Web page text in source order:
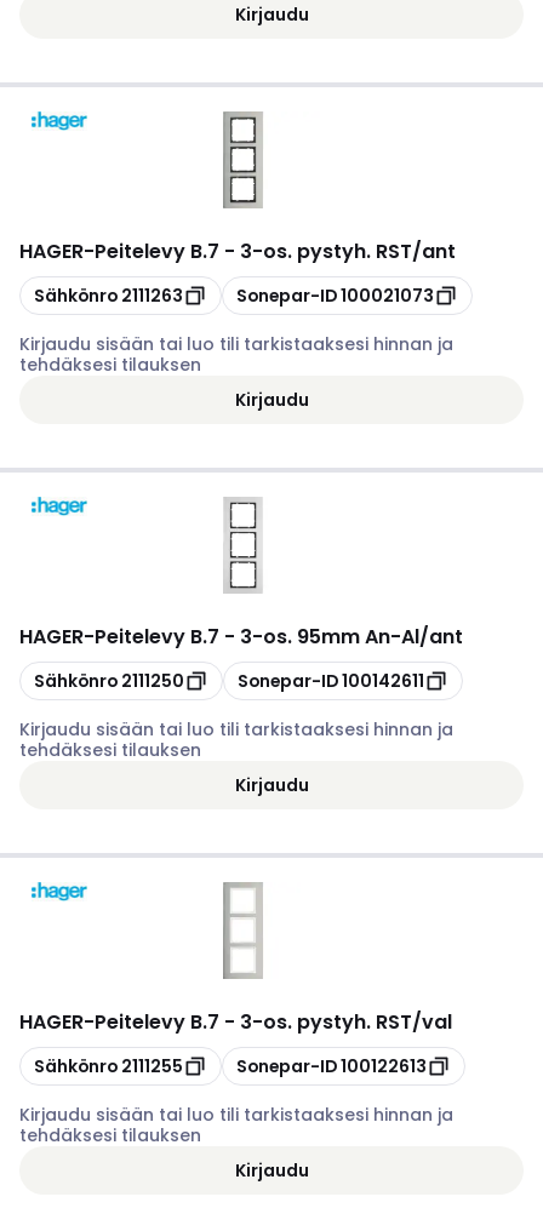
Kirjaudu
HAGER-Peitelevy B.7 - 3-os. pystyh. RST/ant
Kopioi
Sähkönro 2111263 Kopioi
Sonepar-ID100021073
Kirjaudu sisään tai luo tili tarkistaaksesi hinnan ja
tehdäksesi tilauksen
Kirjaudu
HAGER-Peitelevy B.7 - 3-os. 95mm An-Al/ant
Kopioi
Sähkönro 2111250 Kopioi
Sonepar-ID100142611
Kirjaudu sisään tai luo tili tarkistaaksesi hinnan ja
tehdäksesi tilauksen
Kirjaudu
HAGER-Peitelevy B.7 - 3-os. pystyh. RST/val
Kopioi
Sähkönro 2111255 Kopioi
Sonepar-ID100122613
Kirjaudu sisään tai luo tili tarkistaaksesi hinnan ja
tehdäksesi tilauksen
Kirjaudu